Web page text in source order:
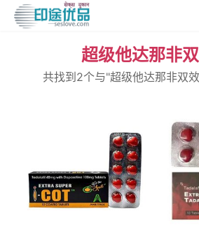
超级他达那非
共找到2个与"超级他达那非双